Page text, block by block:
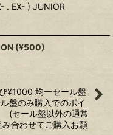
. EX- ) JUNIOR
(¥500)
¥1000 均一セール盤
盤のみ購入でのポイ
(セール盤以外の通常
合わせてご購入お願